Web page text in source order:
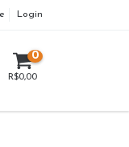
Login
0
R$0,00